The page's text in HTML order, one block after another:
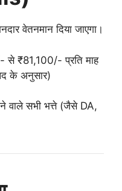
वेतनमान दिया जाएगा।
₹81,100/- प्रति माह
के अनुसार)
वाले सभी भत्ते (जैसे DA,